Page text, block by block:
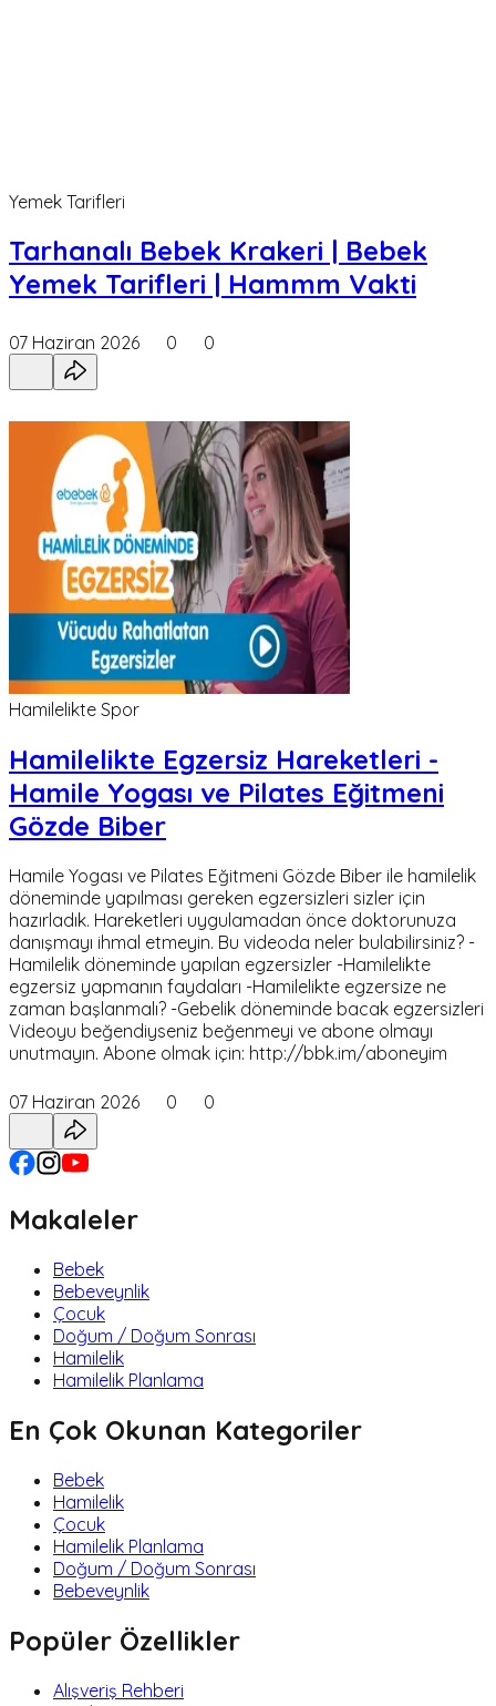
Yemek Tarifleri
Tarhanalı Bebek Krakeri | Bebek
Yemek Tarifleri | Hammm Vakti
07 Haziran 2026 0 0
Hamilelikte Spor
Hamilelikte Egzersiz Hareketleri -
Hamile Yogası ve Pilates Eğitmeni
Gözde Biber
Hamile Yogası ve Pilates Eğitmeni Gözde Biber ile hamilelik
döneminde yapılması gereken egzersizleri sizler için
hazırladık. Hareketleri uygulamadan önce doktorunuza
danışmayı ihmal etmeyin. Bu videoda neler bulabilirsiniz? -
Hamilelik döneminde yapılan egzersizler -Hamilelikte
egzersiz yapmanın faydaları -Hamilelikte egzersize ne
zaman başlanmalı? -Gebelik döneminde bacak egzersizleri
Videoyu beğendiyseniz beğenmeyi ve abone olmayı
unutmayın. Abone olmak için: http://bbk.im/aboneyim
07 Haziran 2026 0 0
Makaleler
Bebek
Bebeveynlik
Çocuk
Doğum / Doğum Sonrası
Hamilelik
Hamilelik Planlama
En Çok Okunan Kategoriler
Bebek
Hamilelik
Çocuk
Hamilelik Planlama
Doğum / Doğum Sonrası
Bebeveynlik
Popüler Özellikler
Alışveriş Rehberi